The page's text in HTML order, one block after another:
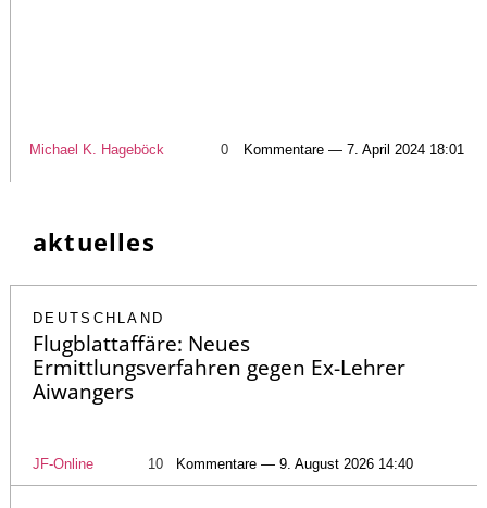
Michael K. Hageböck 0 Kommentare — 7. April 2024 18:01
aktuelles
DEUTSCHLAND
Flugblattaffäre: Neues
Ermittlungsverfahren gegen Ex-Lehrer
Aiwangers
JF-Online 10 Kommentare — 9. August 2026 14:40